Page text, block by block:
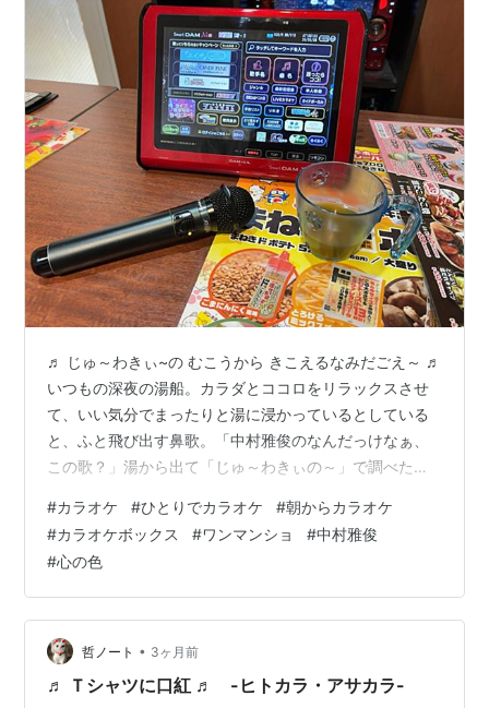
♬ じゅ～わきぃ~の むこうから きこえるなみだごえ～ ♬
いつもの深夜の湯船。カラダとココロをリラックスさせ
て、いい気分でまったりと湯に浸かっているとしている
と、ふと飛び出す鼻歌。「中村雅俊のなんだっけなぁ、
この歌？」湯から出て「じゅ～わきぃの～」で調べた
な歌あったなぁ・・・でさっそく、「これ、唄えそお
～」なんで今回のカラオケリストに・・・。 毎月会社に
行く前の時間、テンションをアゲアゲにしちゃて自分の
モチベーションを高めるうえで、カラオケやっちゃいま
す。（昨日のゴルフでカラダもココロもグダグダでした
が、ここは発奮して、ヒトカラ・アサカラ…
#カラオケ #ひとりでカラオケ #朝からカラオケ
#カラオケボックス #ワンマンショ #中村雅俊
#心の色
哲ノート • 3ヶ月前
♬ Ｔシャツに口紅 ♬ -ヒトカラ・アサカラ-